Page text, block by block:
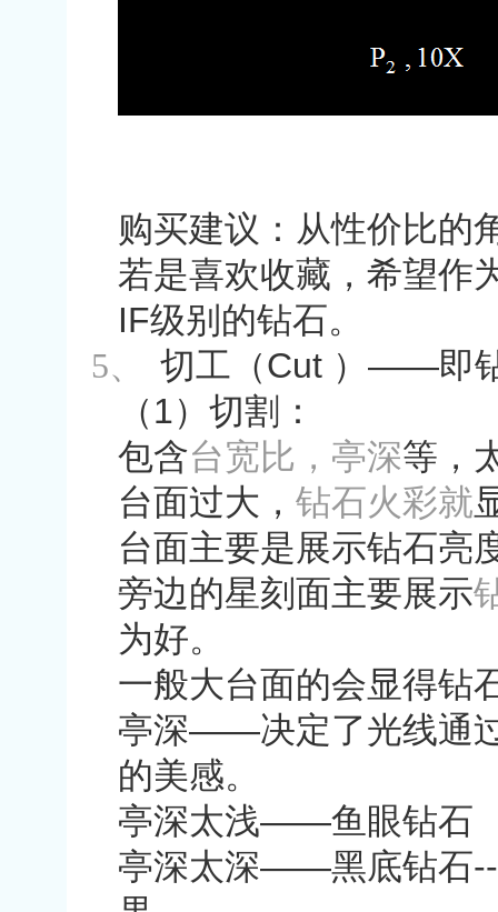
购买建议：从性价比的
若是喜欢收藏，希望作
IF级别的钻石。
5、
切工（Cut ） ——即
（1）切割：
包含台宽比，亭深等，
台面过大， 钻石火彩就
台面主要是展示钻石亮
旁边的星刻面主要展示
为好。
一般大台面的会显得钻
亭深——决定了光线通
的美感。
亭深太浅——鱼眼钻石
亭深太深——黑底钻石